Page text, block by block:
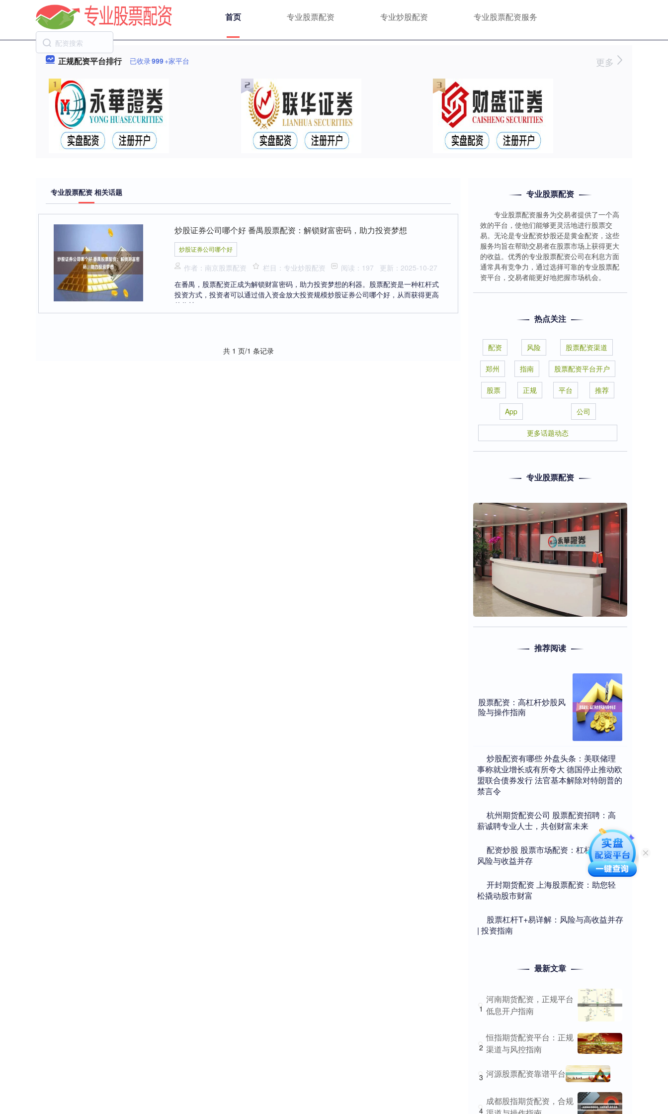
首页 专业股票配资 专业炒股配资 专业股票配资服务
正规配资平台排行 已收录999+家平台 更多
专业股票配资 相关话题
炒股证券公司哪个好 番禺股票配资：解锁财富密码，助力投资梦想
炒股证券公司哪个好
作者：南京股票配资 栏目：专业炒股配资 阅读：197
更新：2025-10-27
在番禺，股票配资正成为解锁财富密码，助力投资梦想的利器。股票配资是一种杠杆式
投资方式，投资者可以通过借入资金放大投资规模炒股证券公司哪个好，从而获得更高
的收益。....
共 1 页/1 条记录
专业股票配资
专业股票配资服务为交易者提供了一个高
效的平台，使他们能够更灵活地进行股票交
易。无论是专业配资炒股还是黄金配资，这些
服务均旨在帮助交易者在股票市场上获得更大
的收益。优秀的专业股票配资公司在利息方面
通常具有竞争力，通过选择可靠的专业股票配
资平台，交易者能更好地把握市场机会。
热点关注
配资 风险 股票配资渠道
郑州 指南 股票配资平台开户
股票 正规 平台 推荐
App 公司
更多话题动态
专业股票配资
推荐阅读
股票配资：高杠杆炒股风
险与操作指南
​炒股配资有哪些 外盘头条：美联储理
事称就业增长或有所夸大 德国停止推动欧
盟联合债券发行 法官基本解除对特朗普的
禁言令
​杭州期货配资公司 股票配资招聘：高
薪诚聘专业人士，共创财富未来
​配资炒股 股票市场配资：杠杆投资，
风险与收益并存
​开封期货配资 上海股票配资：助您轻
松撬动股市财富
​股票杠杆T+易详解：风险与高收益并存
| 投资指南
最新文章
1
河南期货配资，正规平台
低息开户指南
2
恒指期货配资平台：正规
渠道与风控指南
3 河源股票配资靠谱平台
4
成都股指期货配资，合规